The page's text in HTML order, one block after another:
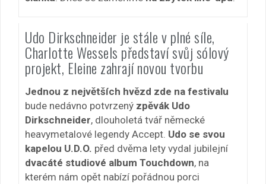
Udo Dirkschneider je stále v plné síle,
Charlotte Wessels představí svůj sólový
projekt, Eleine zahrají novou tvorbu
Jednou z největších hvězd zde na festivalu
bude nedávno potvrzený zpěvák Udo
Dirkschneider, dlouholetá tvář německé
heavymetalové legendy Accept. Udo se svou
kapelou U.D.O. před dvěma lety vydal jubilejní
dvacáté studiové album Touchdown, na
kterém nám opět nabízí pořádnou porci